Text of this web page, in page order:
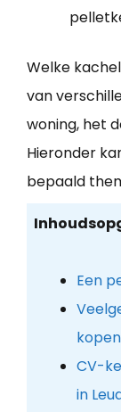
Welke
van
woning, het
Hieronder
bepaald
Een
CV-
in